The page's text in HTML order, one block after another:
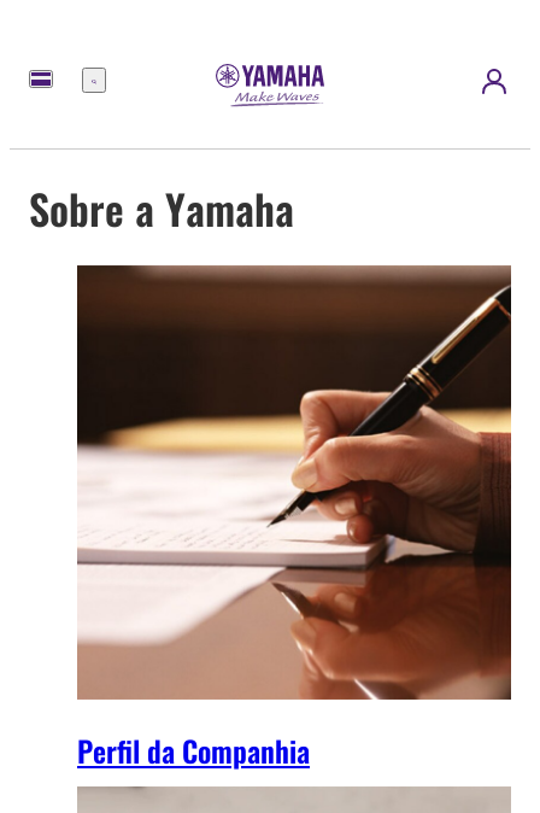
Menu
Sobre a Yamaha
Perfil da Companhia